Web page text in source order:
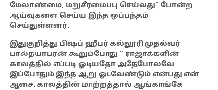
மேலாண்மை, மறுசீரமைப்பு செய்வது” போன்ற
ஆய்வுகளை செய்ய இந்த ஒப்பந்தம்
செய்துள்ளனர்.
இதுகுறித்து பிஷப் ஹீபர் கல்லூரி முதல்வர்
பால்தயாபரன் கூறும்போது ” ராஜாக்களின்
காலத்தில் எப்படி ஓடியதோ அதேபோலவே
இப்போதும் இந்த ஆறு ஓடவேண்டும் என்பது என்
ஆசை. காலத்தின் மாற்றத்தால் ஆங்காங்கே